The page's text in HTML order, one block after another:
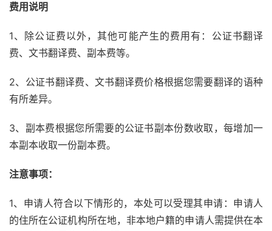
费用说明
1、除公证费以外，其他可能产生的费用有：公证书翻译
费、文书翻译费、副本费等。
2、公证书翻译费、文书翻译费价格根据您需要翻译的语种
有所差异。
3、副本费根据您所需要的公证书副本份数收取，每增加一
本副本收取一份副本费。
注意事项：
1、申请人符合以下情形的，本处可以受理其申请：申请人
的住所在公证机构所在地，非本地户籍的申请人需提供在本